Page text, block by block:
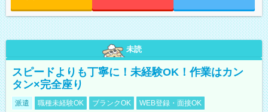
未読
スピードよりも丁寧に！未経験OK！作業はカン
タン×完全座り
派遣 職種未経験OK ブランクOK WEB登録・面接OK